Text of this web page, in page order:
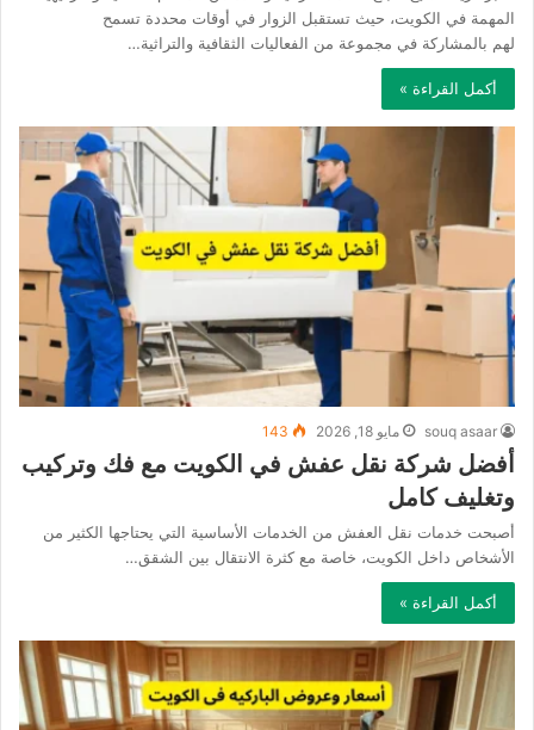
المهمة في الكويت، حيث تستقبل الزوار في أوقات محددة تسمح
لهم بالمشاركة في مجموعة من الفعاليات الثقافية والتراثية…
أكمل القراءة »
souq asaar مايو 18, 2026 143
أفضل شركة نقل عفش في الكويت مع فك وتركيب
وتغليف كامل
أصبحت خدمات نقل العفش من الخدمات الأساسية التي يحتاجها الكثير من
الأشخاص داخل الكويت، خاصة مع كثرة الانتقال بين الشقق…
أكمل القراءة »